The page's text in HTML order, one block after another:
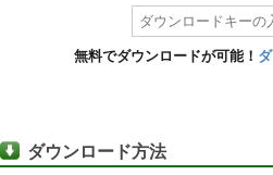
無料でダウンロードが可能！
ダウンロード方法